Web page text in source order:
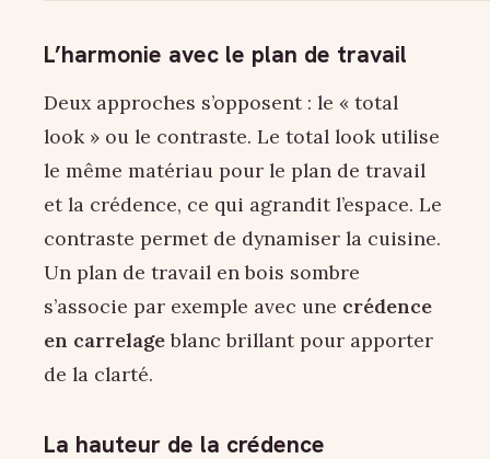
L’harmonie avec le plan de travail
Deux approches s’opposent : le « total
look » ou le contraste. Le total look utilise
le même matériau pour le plan de travail
et la crédence, ce qui agrandit l’espace. Le
contraste permet de dynamiser la cuisine.
Un plan de travail en bois sombre
s’associe par exemple avec une crédence
en carrelageblanc brillant pour apporter
de la clarté.
La hauteur de la crédence